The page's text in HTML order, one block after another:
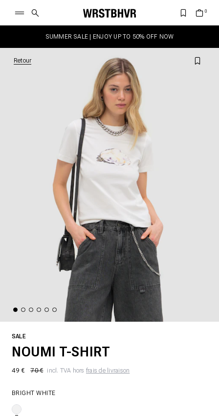
SUMMER SALE | ENJOY UP TO 50% OFF NOW
Retour
SALE
NOUMI T-SHIRT
49 € 70 € incl. TVA hors frais de livraison
BRIGHT WHITE